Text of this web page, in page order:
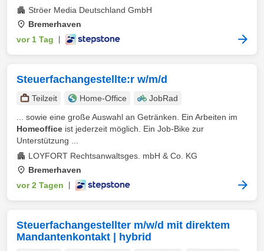
Ströer Media Deutschland GmbH
Bremerhaven
vor 1 Tag
Steuerfachangestellte:r w/m/d
Teilzeit Home-Office
JobRad
... sowie eine große Auswahl an Getränken. Ein Arbeiten im
Homeoffice ist jederzeit möglich. Ein Job-Bike zur
Unterstützung ...
LOYFORT Rechtsanwaltsges. mbH & Co. KG
Bremerhaven
vor 2 Tagen
Steuerfachangestellter m/w/d mit direktem
Mandantenkontakt | hybrid